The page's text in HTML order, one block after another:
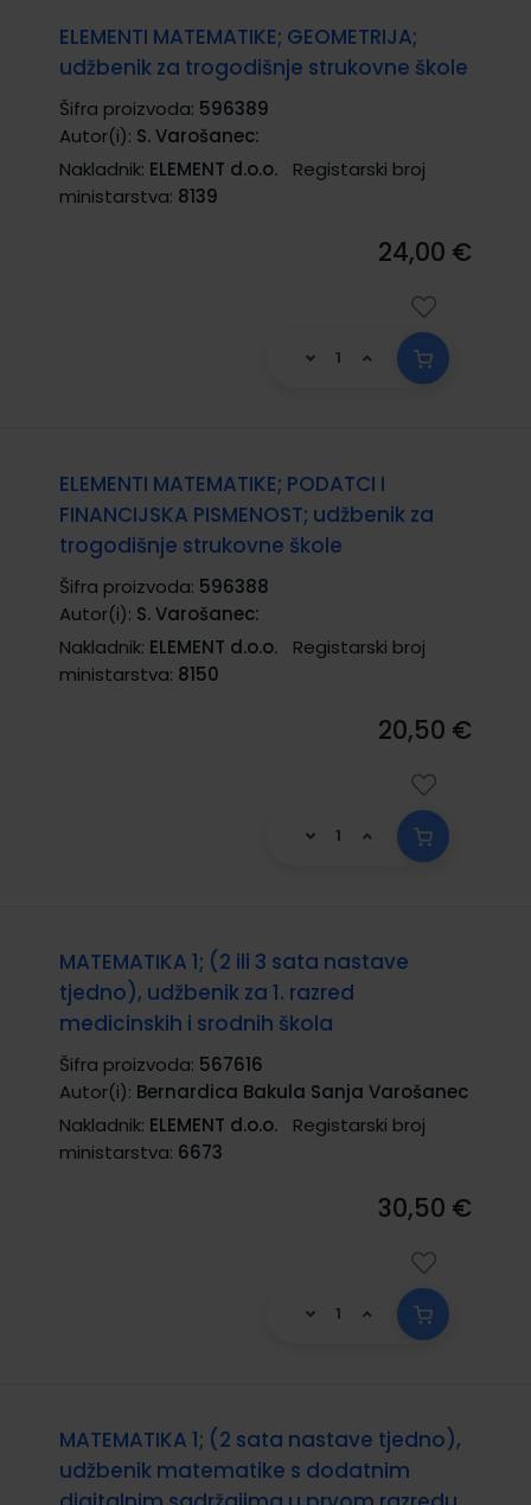
ELEMENTI MATEMATIKE; GEOMETRIJA;
udžbenik za trogodišnje strukovne škole
Šifra proizvoda: 596389
Autor(i): S. Varošanec:
Nakladnik: ELEMENT d.o.o.
Registarski broj
ministarstva: 8139
24,00 €
ELEMENTI MATEMATIKE; PODATCI I
FINANCIJSKA PISMENOST; udžbenik za
trogodišnje strukovne škole
Šifra proizvoda: 596388
Autor(i): S. Varošanec:
Nakladnik: ELEMENT d.o.o.
Registarski broj
ministarstva: 8150
20,50 €
MATEMATIKA 1; (2 ili 3 sata nastave
tjedno), udžbenik za 1. razred
medicinskih i srodnih škola
Šifra proizvoda: 567616
Autor(i): Bernardica Bakula Sanja Varošanec
Nakladnik: ELEMENT d.o.o.
Registarski broj
ministarstva: 6673
30,50 €
MATEMATIKA 1; (2 sata nastave tjedno),
udžbenik matematike s dodatnim